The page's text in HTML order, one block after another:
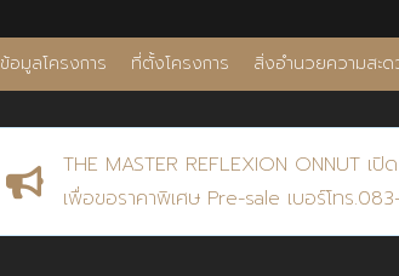
ข้อมูลโครงการ ที่ตั้งโครงการ สิ่งอำนวยความสะด
THE MASTER REFLEXION ONNUT เ
เพื่อขอราคาพิเศษ Pre-sale เบอร์โทร